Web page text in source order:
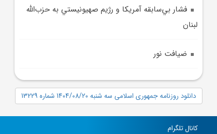
فشار بي‌سابقه آمريکا و رژيم صهيونيستي به حزب‌الله
لبنان
ضيافت نور
دانلود روزنامه جمهوری اسلامی سه شنبه 1404/08/20 شماره 13229
کانال تلگرام